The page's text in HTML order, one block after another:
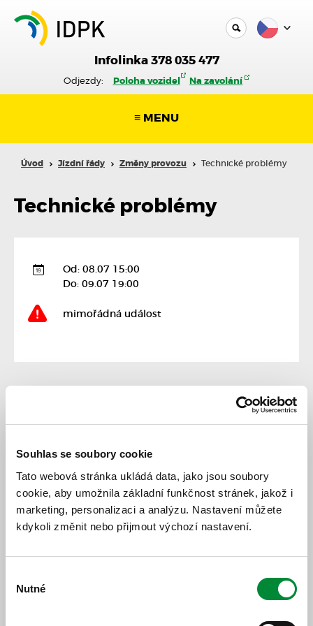
Souhlas se soubory cookie
Tato webová stránka ukládá data, jako jsou soubory
cookie, aby umožnila základní funkčnost stránek, jakož i
marketing, personalizaci a analýzu. Nastavení můžete
kdykoli změnit nebo přijmout výchozí nastavení.
souhlasu
Nutné
Infolinka 378 035 477
Odjezdy: Poloha vozidel Na zavolání
≡ MENU
Úvod Jízdní řády Změny provozu Technické problémy
Technické problémy
Od: 08.07 15:00
Do: 09.07 19:00
mimořádná událost
Popis změny
Dne 9. 7. 2026 od 12 do 18 hodin může z
technických důvodů docházet k výpadkům na
infolince IDPK. Za případné komplikace se
omlouváme.
https://www.idpk.cz/jizdni-rady-a-spoje/zmeny-provozu/?